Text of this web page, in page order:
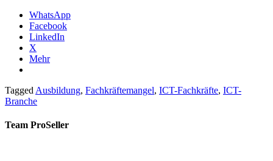
WhatsApp
Facebook
LinkedIn
X
Mehr
Tagged Ausbildung, Fachkräftemangel, ICT-Fachkräfte, ICT-
Branche
Team ProSeller